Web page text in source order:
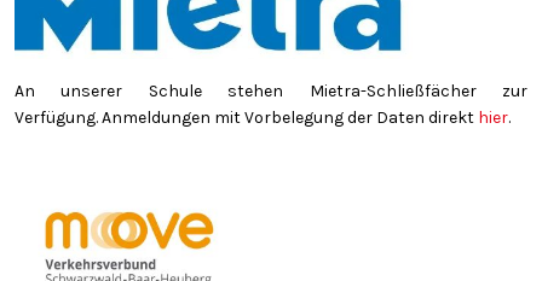
An unserer Schule stehen Mietra-Schließfächer zur
Verfügung. Anmeldungen mit Vorbelegung der Daten direkt hier.